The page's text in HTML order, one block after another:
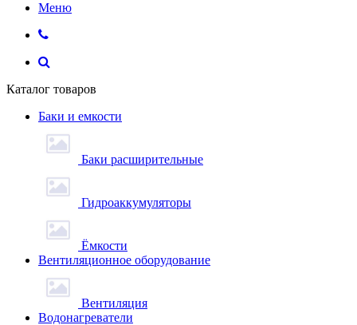
Меню
Каталог товаров
Баки и емкости
Баки расширительные
Гидроаккумуляторы
Ёмкости
Вентиляционное оборудование
Вентиляция
Водонагреватели